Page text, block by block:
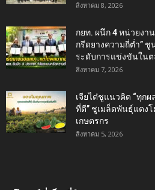
สิงหาคม 8, 2026
กยท. ผนึก 4 หน่วยงา
กรีดยางความถี่ต่ำ”
ระดับการแข่งขันใน
สิงหาคม 7, 2026
เจียไต๋ชูแนวคิด “ทุก
ที่ดี” ชูเมล็ดพันธุ์แตง
เกษตรกร
สิงหาคม 5, 2026